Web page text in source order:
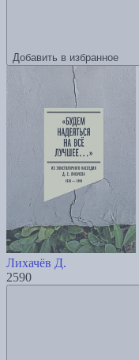
Добавить в избранное
Лихачёв Д.
2590